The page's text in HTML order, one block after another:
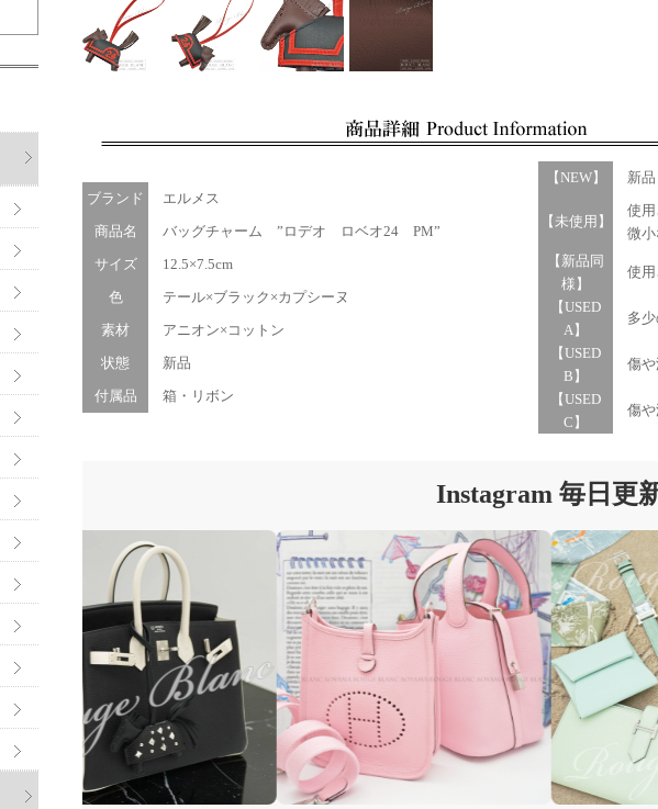
ブランド
エルメス
商品名
バッグチャーム ”ロデオ ロベオ24 PM”
サイズ
12.5×7.5cm
色
テール×ブラック×カプシーヌ
素材
アニオン×コットン
状態
新品
付属品
箱・リボン
【NEW】 新品
【未使用】
使用
微小
【新品同
様】
使用
【USED
A】
多少
【USED
B】
傷や
【USED
C】
傷や
Instagram 毎日更